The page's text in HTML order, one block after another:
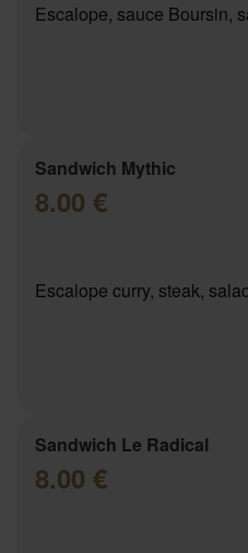
Escalope, sauce Boursin,
Sandwich Mythic
8.00 €
Escalope curry, steak,
Sandwich Le Radical
8.00 €